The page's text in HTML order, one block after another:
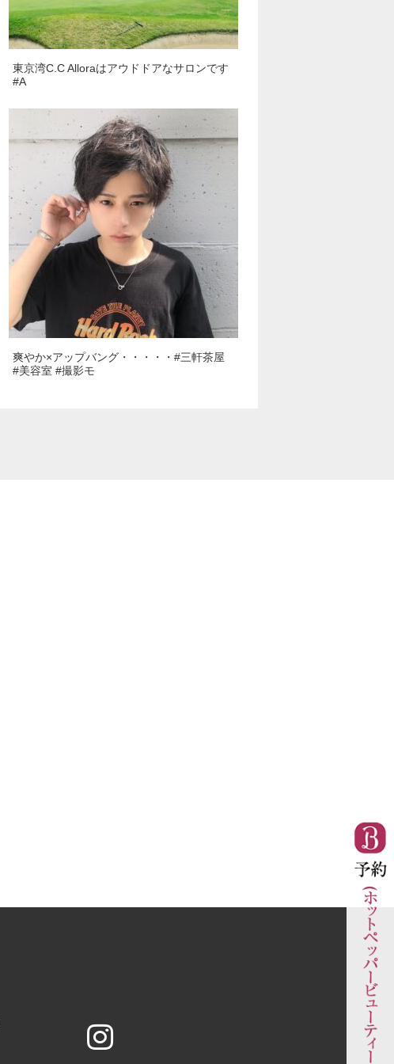
東京湾C.C️ Alloraはアウドドアなサロンです️
#A
爽やか×アップバング・・・・・#三軒茶屋
#美容室 #撮影モ